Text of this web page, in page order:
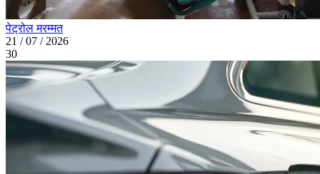
पेट्रोल मरम्मत
21 / 07 / 2026
30